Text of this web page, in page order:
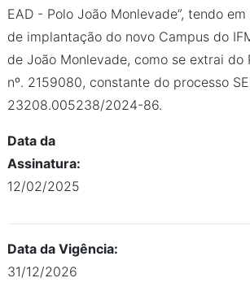
EAD - Polo João Monlevade”, tendo
de implantação do novo Campus do
de João Monlevade, como se extrai do
nº. 2159080, constante do processo
23208.005238/2024-86.
Data da
Assinatura:
12/02/2025
Data da Vigência:
31/12/2026